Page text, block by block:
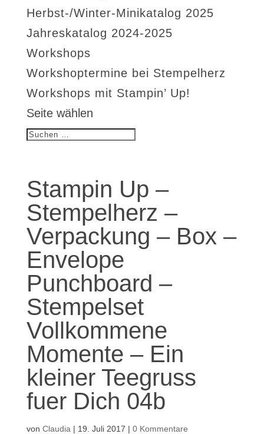
Herbst-/Winter-Minikatalog 2025
Jahreskatalog 2024-2025
Workshops
Workshoptermine bei Stempelherz
Workshops mit Stampin’ Up!
Seite wählen
Stampin Up –
Stempelherz –
Verpackung – Box –
Envelope
Punchboard –
Stempelset
Vollkommene
Momente – Ein
kleiner Teegruss
fuer Dich 04b
von Claudia | 19. Juli 2017 | 0 Kommentare